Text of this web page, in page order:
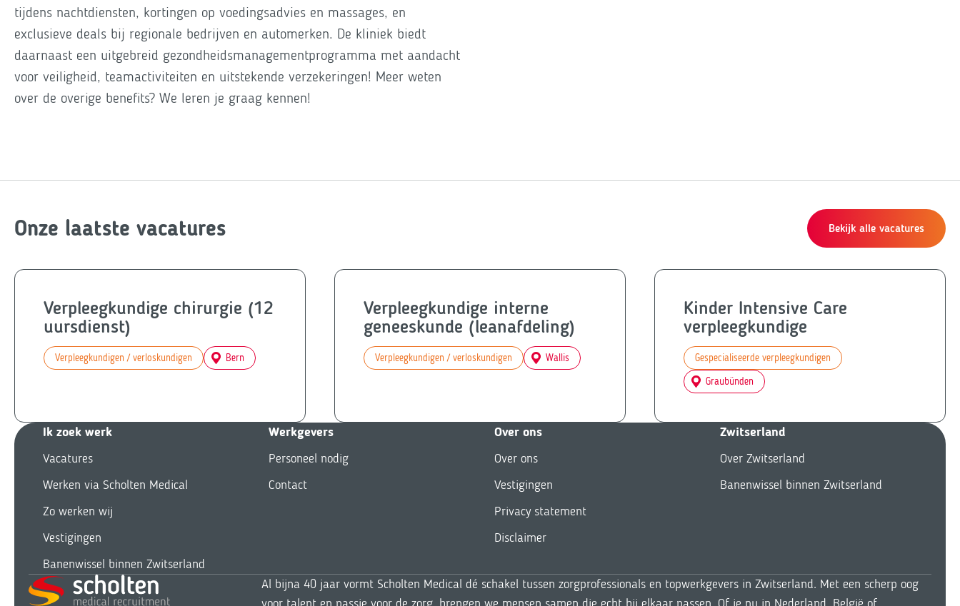
tijdens nachtdiensten, kortingen op voedingsadvies en massages, en
exclusieve deals bij regionale bedrijven en automerken. De kliniek biedt
daarnaast een uitgebreid gezondheidsmanagementprogramma met aandacht
voor veiligheid, teamactiviteiten en uitstekende verzekeringen! Meer weten
over de overige benefits? We leren je graag kennen!
Onze laatste vacatures Bekijk alle vacatures
Verpleegkundige chirurgie (12
uursdienst)
Verpleegkundigen / verloskundigen Bern
Verpleegkundige interne
geneeskunde (leanafdeling)
Verpleegkundigen / verloskundigen Wallis
Kinder Intensive Care
verpleegkundige
Gespecialiseerde verpleegkundigen
Graubünden
Ik zoek werk
Vacatures
Werken via Scholten Medical
Zo werken wij
Vestigingen
Banenwissel binnen Zwitserland
Werkgevers
Personeel nodig
Contact
Over ons
Over ons
Vestigingen
Privacy statement
Disclaimer
Zwitserland
Over Zwitserland
Banenwissel binnen Zwitserland
Al bijna 40 jaar vormt Scholten Medical dé schakel tussen zorgprofessionals en topwerkgevers in Zwitserland. Met een scherp oog